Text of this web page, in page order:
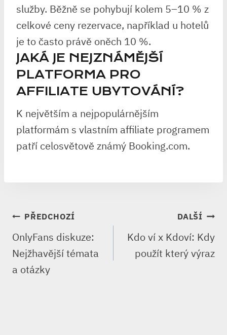
služby. Běžně se pohybují kolem 5–10 % z
celkové ceny rezervace, například u hotelů
je to často právě oněch 10 %.
JAKÁ JE NEJZNÁMĚJŠÍ
PLATFORMA PRO
AFFILIATE UBYTOVÁNÍ?
K největším a nejpopulárnějším
platformám s vlastním affiliate programem
patří celosvětově známý Booking.com.
NAVIGACE
PRO
PŘÍSPĚVEK
PŘEDCHOZÍ
OnlyFans diskuze:
Nejžhavější témata
a otázky
DALŠÍ
Kdo ví x Kdoví: Kdy
použít který výraz